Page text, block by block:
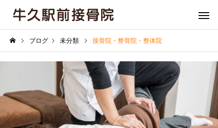
骨盤矯正 姿勢矯
ブログ 未分類 接骨院・整骨院・整体院